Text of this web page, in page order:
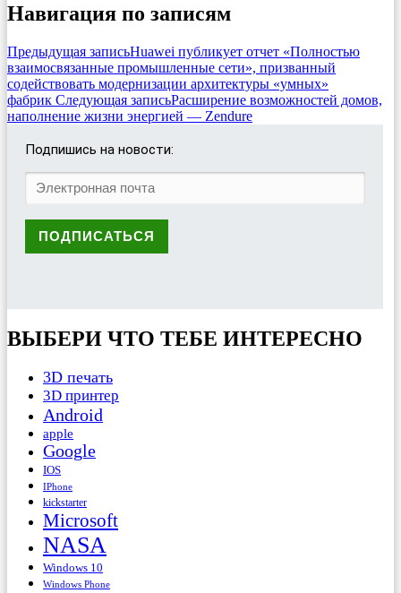
Навигация по записям
Предыдущая записьHuawei публикует отчет «Полностью
взаимосвязанные промышленные сети», призванный
содействовать модернизации архитектуры «умных»
фабрик Следующая записьРасширение возможностей домов,
наполнение жизни энергией — Zendure
Подпишись на новости:
ВЫБЕРИ ЧТО ТЕБЕ ИНТЕРЕСНО
3D печать
3D принтер
Android
apple
Google
IOS
IPhone
kickstarter
Microsoft
NASA
Windows 10
Windows Phone